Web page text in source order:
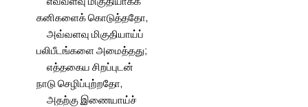
கனிகளைக் கொடுத்ததோ,
அவ்வளவு மிகுதியாய்ப்
பலிபீடங்களை அமைத்தது;
எத்தகைய சிறப்புடன்
நாடு செழிப்புற்றதோ,
அதற்கு இணையாய்ச்